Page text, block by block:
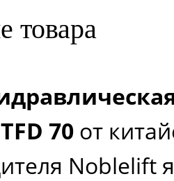
товара
70 от
Noblelift